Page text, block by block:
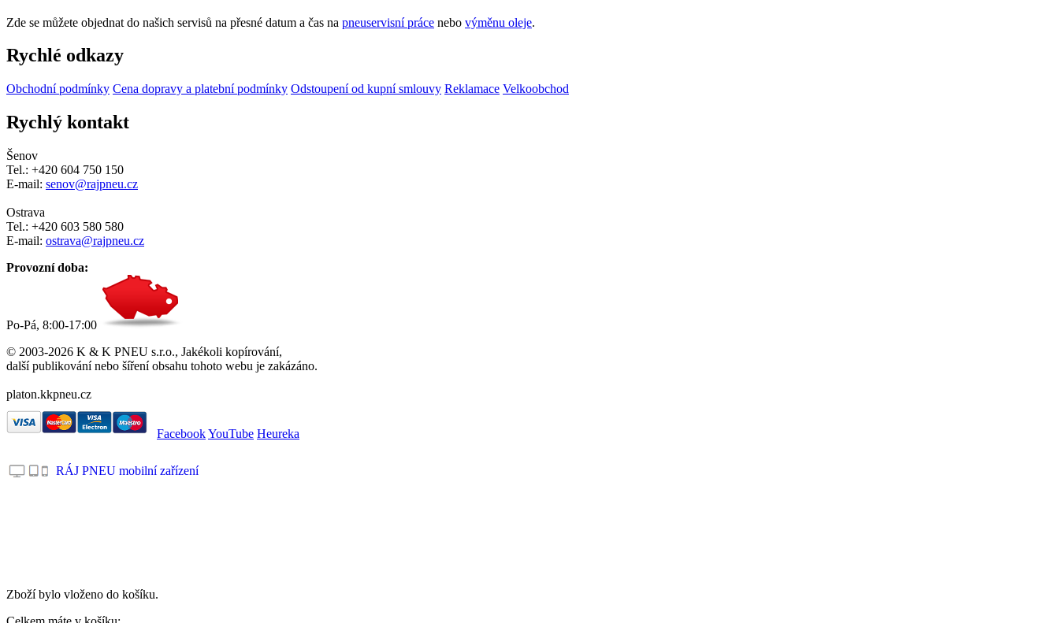
Zde se můžete objednat do našich servisů na přesné datum a čas na pneuservisní práce nebo výměnu oleje.
Rychlé odkazy
Obchodní podmínky Cena dopravy a platební podmínky Odstoupení od kupní smlouvy Reklamace Velkoobchod
Rychlý kontakt
Šenov
Tel.: +420 604 750 150
E-mail: senov@rajpneu.cz
Ostrava
Tel.: +420 603 580 580
E-mail: ostrava@rajpneu.cz
Provozní doba:
Po-Pá, 8:00-17:00
© 2003-2026 K & K PNEU s.r.o., Jakékoli kopírování,
další publikování nebo šíření obsahu tohoto webu je zakázáno.
platon.kkpneu.cz
FacebookYouTube Heureka
RÁJ PNEU mobilní zařízení
Zboží bylo vloženo do košíku.